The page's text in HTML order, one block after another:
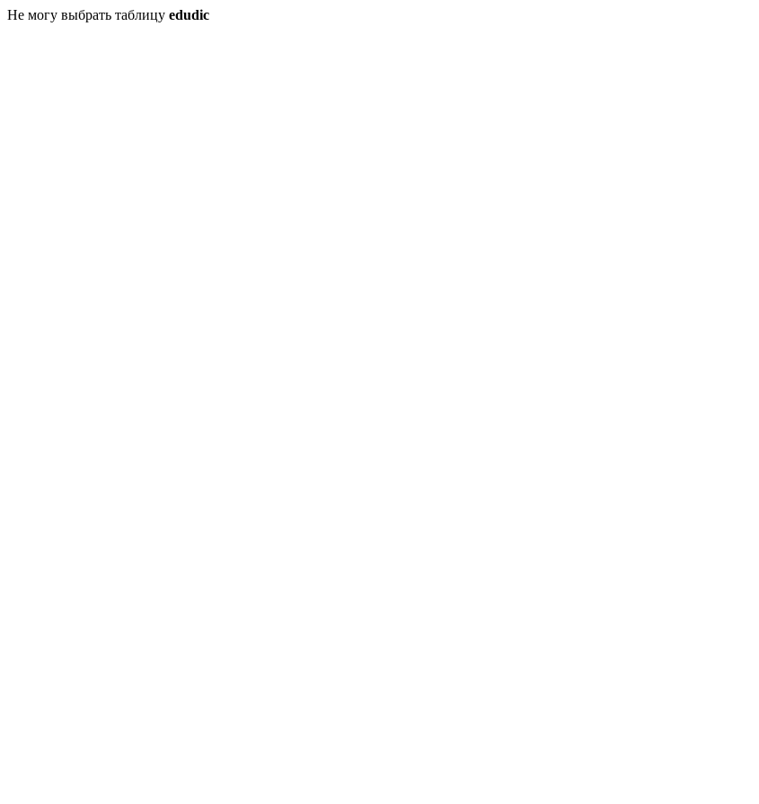
Не могу выбрать таблицу edudic